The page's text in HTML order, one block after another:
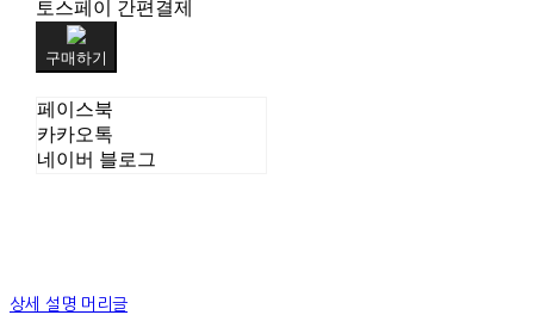
토스페이 간편결제
구매하기
페이스북
카카오톡
네이버 블로그
상세 설명 머리글